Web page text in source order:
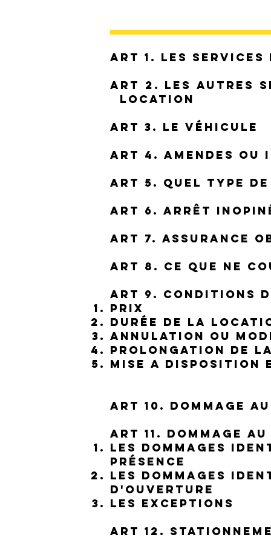
ART 1. Les
ART 2. Les autres
location
ART 3. Le véhicule
ART 4. Amendes
ART 5. Quel type
ART 6. Arrêt
ART 7. Assurance
ART 8. Ce que ne
ART 9. Conditions
PRIX
Durée de la
Annulation ou
Prolongation de
Mise a
ART 10. Dommage
ART 11.
les dommages
présence
les dommages
d'ouverture
les exceptions
ART 12.